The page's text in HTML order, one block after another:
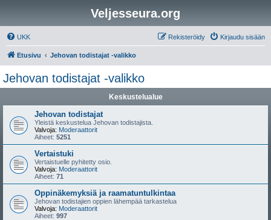
Veljesseura.org
UKK Kirjaudu sisään
Rekisteröidy
Etusivu Jehovan todistajat -valikko
Jehovan todistajat -valikko
Keskustelualue
Jehovan todistajat
Yleistä keskustelua Jehovan todistajista.
Valvoja: Moderaattorit
Aiheet: 5251
Vertaistuki
Vertaistuelle pyhitetty osio.
Valvoja: Moderaattorit
Aiheet: 71
Oppinäkemyksiä ja raamatuntulkintaa
Jehovan todistajien oppien lähempää tarkastelua
Valvoja: Moderaattorit
Aiheet: 997